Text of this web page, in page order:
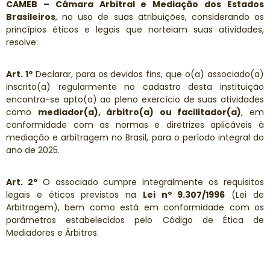
CAMEB – Câmara Arbitral e Mediação dos Estados
Brasileiros, no uso de suas atribuições, considerando os
princípios éticos e legais que norteiam suas atividades,
resolve:
Art. 1ºDeclarar, para os devidos fins, que o(a) associado(a)
inscrito(a) regularmente no cadastro desta instituição
encontra-se apto(a) ao pleno exercício de suas atividades
como mediador(a), árbitro(a) ou facilitador(a), em
conformidade com as normas e diretrizes aplicáveis à
mediação e arbitragem no Brasil, para o período integral do
ano de 2025.
Art. 2ºO associado cumpre integralmente os requisitos
legais e éticos previstos na Lei nº 9.307/1996 (Lei de
Arbitragem), bem como está em conformidade com os
parâmetros estabelecidos pelo Código de Ética de
Mediadores e Árbitros.